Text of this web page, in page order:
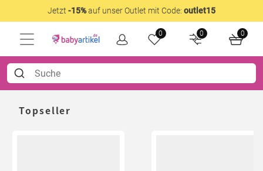
Jetzt -15%auf unser Outlet mit Code: outlet15
0 0 0
Topseller